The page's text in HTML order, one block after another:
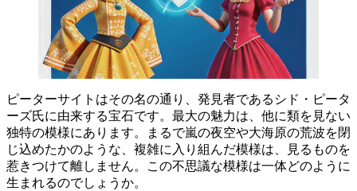
ピーターサイトはその名の通り、発見者であるシド・ピータ
ーズ氏に由来する宝石です。最大の魅力は、他に類を見ない
独特の模様にあります。
まるで嵐の夜空や大海原の荒波を閉
じ込めたかのような、複雑に入り組んだ模様は、見るものを
惹きつけて離しません。
この不思議な模様は一体どのように
生まれるのでしょうか。